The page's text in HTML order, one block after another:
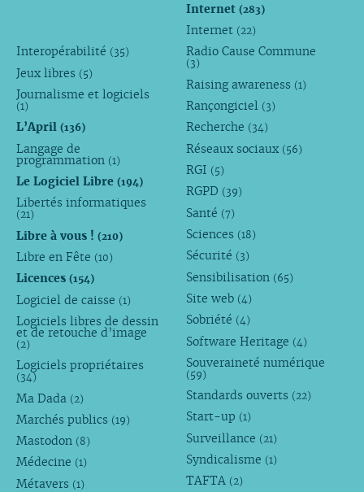
Internet(283)
Internet (22)
Interopérabilité (35)
Jeux libres (5)
Journalisme et logiciels
(1)
L’April (136)
Langage de
programmation (1)
Le Logiciel Libre (194)
Libertés informatiques
(21)
Libre à vous ! (210)
Libre en Fête (10)
Licences (154)
Logiciel de caisse (1)
Logiciels libres de dessin
et de retouche d’image
(2)
Logiciels propriétaires
(34)
Ma Dada (2)
Marchés publics (19)
Mastodon (8)
Médecine (1)
Métavers (1)
Radio Cause Commune
(3)
Raising awareness (1)
Rançongiciel (3)
Recherche (34)
Réseaux sociaux (56)
RGI (5)
RGPD (39)
Santé (7)
Sciences (18)
Sécurité (3)
Sensibilisation (65)
Site web (4)
Sobriété (4)
Software Heritage (4)
Souveraineté numérique
(59)
Standards ouverts (22)
Start-up (1)
Surveillance (21)
Syndicalisme (1)
TAFTA (2)